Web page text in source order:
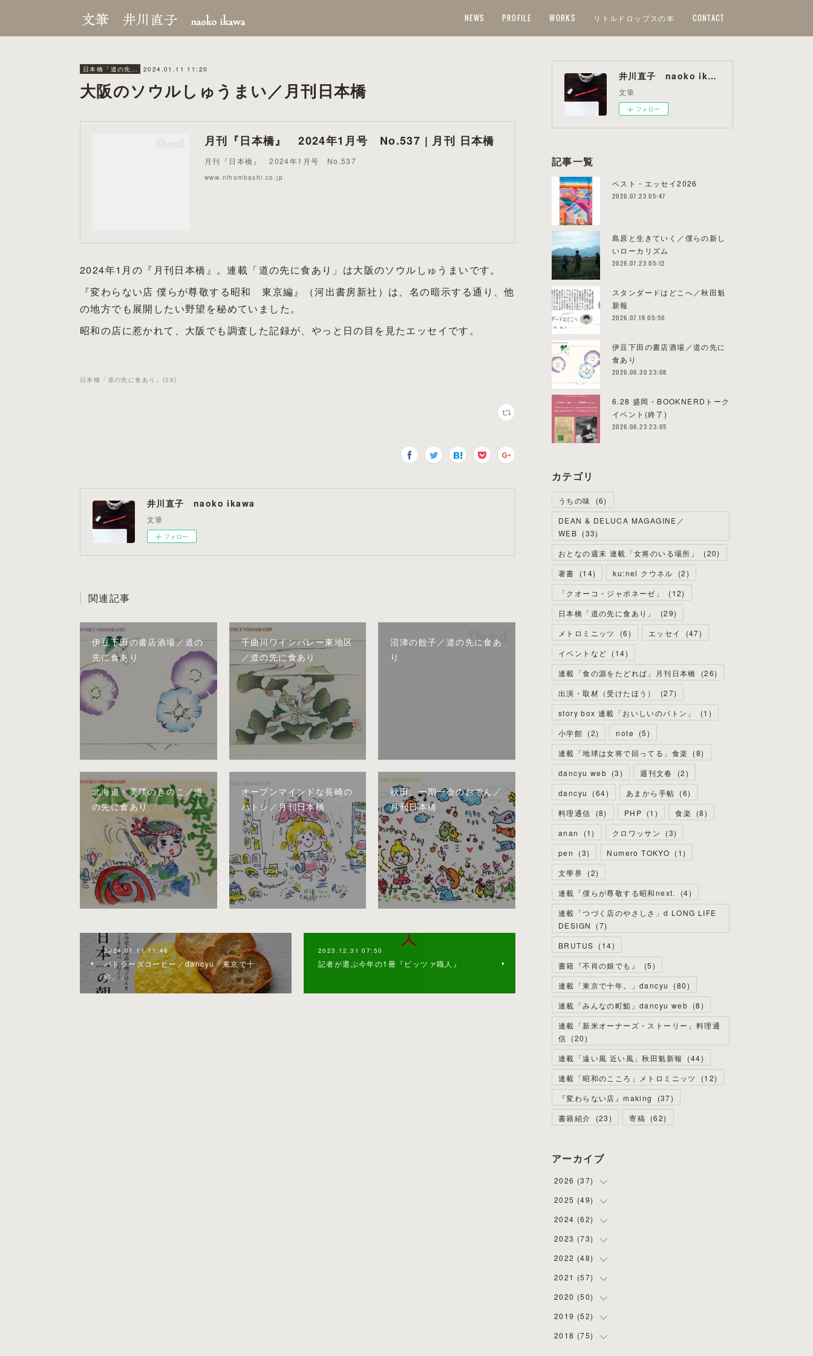
NEWS PROFILE WORKS リトルドロップスの本 CONTACT
日本橋「道の先に食あり」 2024.01.11 11:20
大阪のソウルしゅうまい／月刊日本橋
月刊『日本橋』 2024年1月号 No.537 | 月刊 日本橋
月刊『日本橋』 2024年1月号 No.537
www.nihombashi.co.jp
2024年1月の『月刊日本橋』。連載「道の先に食あり」は大阪のソウルしゅうまいです。
『変わらない店 僕らが尊敬する昭和 東京編』（河出書房新社）は、名の暗示する通り、他
の地方でも展開したい野望を秘めていました。
昭和の店に惹かれて、大阪でも調査した記録が、やっと日の目を見たエッセイです。
日本橋「道の先に食あり」 (29)
井川直子 naoko ikawa
文筆
フォロー
関連記事
伊豆下田の書店酒場／道の
先に食あり
千曲川ワインバレー東地区
／道の先に食あり
沼津の餃子／道の先に食あ
り
北海道・美瑛のきのこ／道
の先に食あり
オープンマインドな長崎の
ハトシ／月刊日本橋
秋田、一期一会のおでん／
月刊日本橋
2024.01.11 11:46
パドラーズコーヒー／dancyu「東京で十
年。」
2023.12.31 07:50
記者が選ぶ今年の1冊『ピッツァ職人』
井川直子 naoko ikawa
文筆
フォロー
記事一覧
ベスト・エッセイ2026
2026.07.23 05:47
島原と生きていく／僕らの新し
いローカリズム
2026.07.23 05:12
スタンダードはどこへ／秋田魁
新報
2026.07.18 05:50
伊豆下田の書店酒場／道の先に
食あり
2026.06.30 23:08
6.28 盛岡・BOOKNERDトーク
イベント(終了)
2026.06.23 23:05
カテゴリ
うちの味 (6)
DEAN & DELUCA MAGAGINE／
WEB (33)
おとなの週末 連載「女将のいる場所」
(20)
著書
(14) ku:nel クウネル (2)
「クオーコ・ジャポネーゼ」
(12)
日本橋「道の先に食あり」
(29)
メトロミニッツ
(6) エッセイ (47)
イベントなど (14)
連載「食の源をたどれば」月刊日本橋
(26)
出演・取材（受けたほう）
(27)
story box 連載「おいしいのバトン」
(1 )
小学館 (2) note (5)
連載「地球は女将で回ってる」食楽
(8)
dancyu web (3) 週刊文春 (2)
dancyu
(64) あまから手帖 (6)
料理通信
(8) PHP (1 ) 食楽 (8)
anan
(1) クロワッサン (3)
pen
(3) Numero TOKYO (1)
文學界 (2)
連載「僕らが尊敬する昭和next.
(4)
連載「つづく店のやさしさ」d LONG LIFE
DESIGN
(7)
BRUTUS (14)
書籍『不肖の娘でも』
(5)
連載「東京で十年。」dancyu
(80)
連載「みんなの町鮨」dancyu web (8)
連載「新米オーナーズ・ストーリー」料理通
信 (20)
連載「遠い風 近い風」秋田魁新報
(44)
連載「昭和のこころ」メトロミニッツ
(12)
『変わらない店』making
(37)
書籍紹介
(23) 寄稿 (62)
アーカイブ
2026 (37)
(4)
(8)
(2)
( 11
(5)
(6)
( 1)
2025 (49)
(3)
(4)
( 3)
(4)
(4)
(2)
(6)
2024 (62)
(4)
(5)
(5)
(3)
(7)
(6)
2023 (73)
(8)
(6)
(7)
(5)
(7)
2022 (48)
(4)
(4)
(5)
(4)
2021 (57)
(6)
(8)
(2)
2020 (50)
(2)
(4)
2019 (52)
(10
2018 (75)